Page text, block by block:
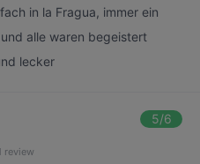
in la Fragua, immer ein
alle waren begeistert
lecker
5/6
review